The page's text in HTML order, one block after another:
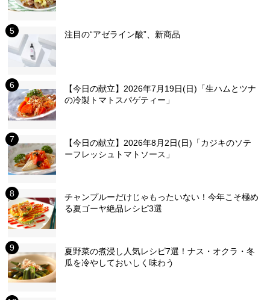
注目の“アゼライン酸”、新商品
【今日の献立】2026年7月19日(日)「生ハムとツナ
の冷製トマトスパゲティー」
【今日の献立】2026年8月2日(日)「カジキのソテ
ーフレッシュトマトソース」
チャンプルーだけじゃもったいない！今年こそ極め
る夏ゴーヤ絶品レシピ3選
夏野菜の煮浸し人気レシピ7選！ナス・オクラ・冬
瓜を冷やしておいしく味わう